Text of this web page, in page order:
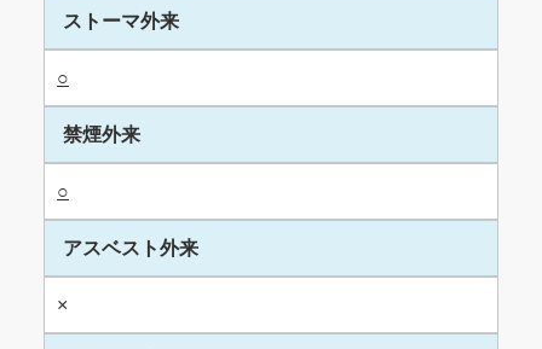
ストーマ外来
○
禁煙外来
○
アスベスト外来
×